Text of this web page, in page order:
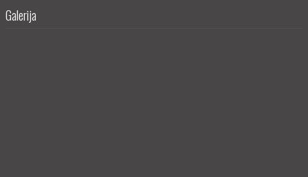
Galerija